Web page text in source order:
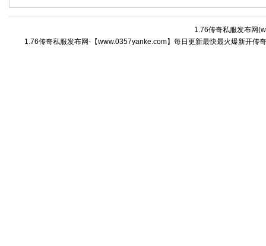
1.76传奇私服发布网(
1.76传奇私服发布网-【www.0357yanke.com】每日更新最快最火爆新开传